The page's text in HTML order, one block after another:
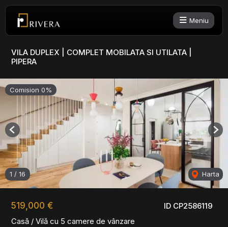
Meniu
VILA DUPLEX | COMPLET MOBILATA SI UTILATA |
PIPERA
ID CP2586119
519,000 €
Casă / Vilă cu 5 camere de vânzare
Comision 0%
1 / 16 Harta
Previous